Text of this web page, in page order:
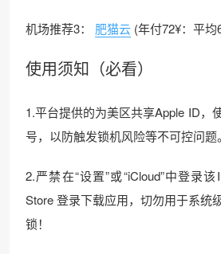
机场推荐3： 肥猫云 (年付72¥：平
使用须知（必看）
1.平台提供的为美区共享Apple ID，
号，以防触发锁机风险等不可控问题。
2.严禁在“设置”或“iCloud”中登录
Store 登录下载应用，切勿用于系统
锁！